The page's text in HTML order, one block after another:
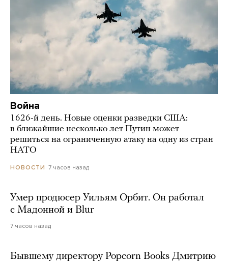
Война
1626-й день. Новые оценки разведки США:
в ближайшие несколько лет Путин может
решиться на ограниченную атаку на одну из стран
НАТО
НОВОСТИ 7 часов назад
Умер продюсер Уильям Орбит. Он работал
с Мадонной и Blur
7 часов назад
Бывшему директору Popcorn Books Дмитрию